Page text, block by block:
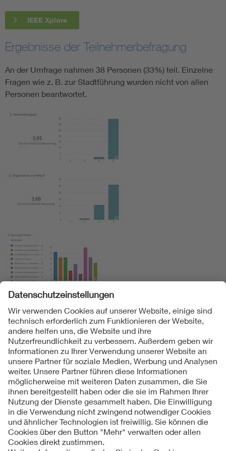
IEEE Xplore
Ergebnisse der Teilnehmerbefragung
An der Umfrage nahmen 38 Personen (33%) teil. Einzelne
Fragen wie z. B. zur Stadtführung wurden nicht von allen
Personen beantwortet.
Antworten in den Freitext-Feldern